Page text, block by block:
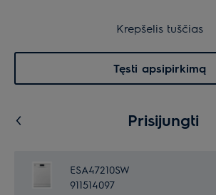
Menu
Krepšelis tuščias
Tęsti apsipirkimą
Prisijungti
ESA47210SW
911514097